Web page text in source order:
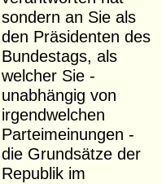
sondern an Sie als
den Präsidenten des
Bundestags, als
welcher Sie -
unabhängig von
irgendwelchen
Parteimeinungen -
die Grundsätze der
Republik im